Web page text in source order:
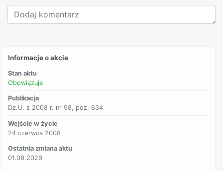
Informacje o akcie
Stan aktu
Obowiązuje
Publikacja
Dz.U. z 2008 r. nr 98, poz. 634
Wejście w życie
24 czerwca 2008
Ostatnia zmiana aktu
01.06.2026